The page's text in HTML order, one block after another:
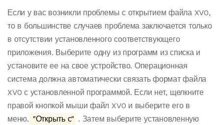
Если у вас возникли проблемы с открытием файла XV0,
то в большинстве случаев проблема заключается только
в отсутствии установленного соответствующего
приложения. Выберите одну из программ из списка и
установите ее на свое устройство. Операционная
система должна автоматически связать формат файла
XV0 с установленной программой. Если нет, щелкните
правой кнопкой мыши файл XV0 и выберите его в
меню. "Открыть с" . Затем выберите установленную